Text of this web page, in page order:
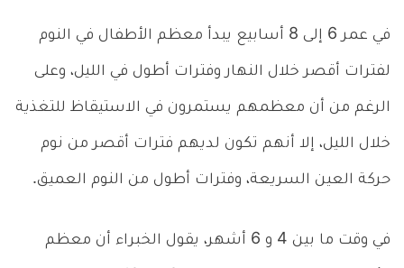
في عمر 6 إلى 8 أسابيع يبدأ معظم الأطفال في النوم
لفترات أقصر خلال النهار وفترات أطول في الليل، وعلى
الرغم من أن معظمهم يستمرون في الاستيقاظ للتغذية
خلال الليل، إلا أنهم تكون لديهم فترات أقصر من نوم
حركة العين السريعة، وفترات أطول من النوم العميق.
في وقت ما بين 4 و 6 أشهر، يقول الخبراء أن معظم